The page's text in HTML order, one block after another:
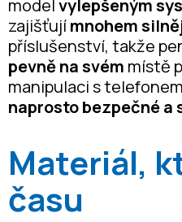
model vylepšeným
zajišťujímnohem
příslušenství, takže
pevně na svém místě
manipulaci s
naprosto bezpečné a
Materiál,
času